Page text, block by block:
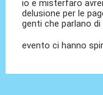
io e misterfaro
delusione per le
genti che parlano
evento ci hanno